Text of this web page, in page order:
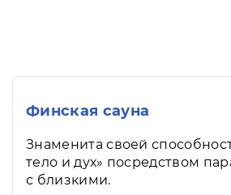
Финская сауна
Знаменита своей
тело и дух» посредством
с близкими.